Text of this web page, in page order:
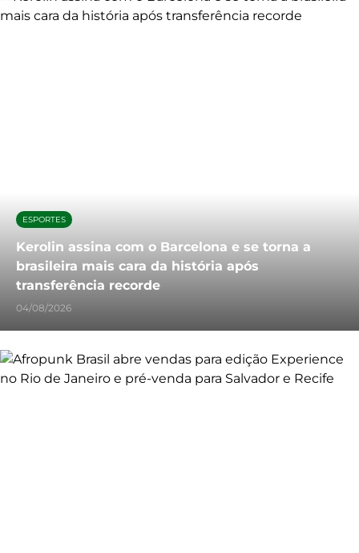
ESPORTES
Kerolin assina com o Barcelona e se torna a
brasileira mais cara da história após
transferência recorde
04/08/2026